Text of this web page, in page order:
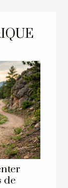
de